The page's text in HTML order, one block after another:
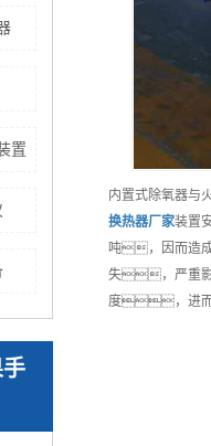
置
内置式除氧器
换热器厂家装置
吨，因而造
失，严重
度，进